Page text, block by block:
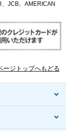
JCB、AMERICAN
ージトップへもどる